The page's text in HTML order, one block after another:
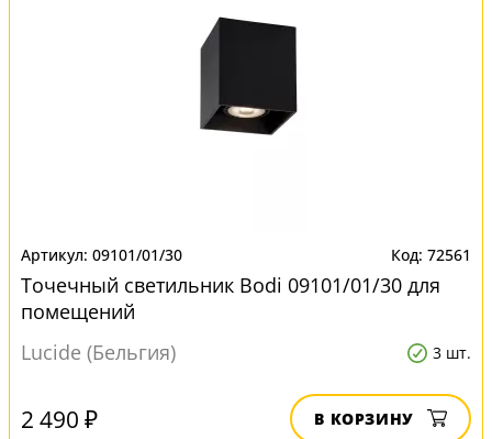
09101/01/30 72561
Точечный светильник Bodi 09101/01/30 для
помещений
Lucide (Бельгия)
3 шт.
2 490 ₽ В КОРЗИНУ